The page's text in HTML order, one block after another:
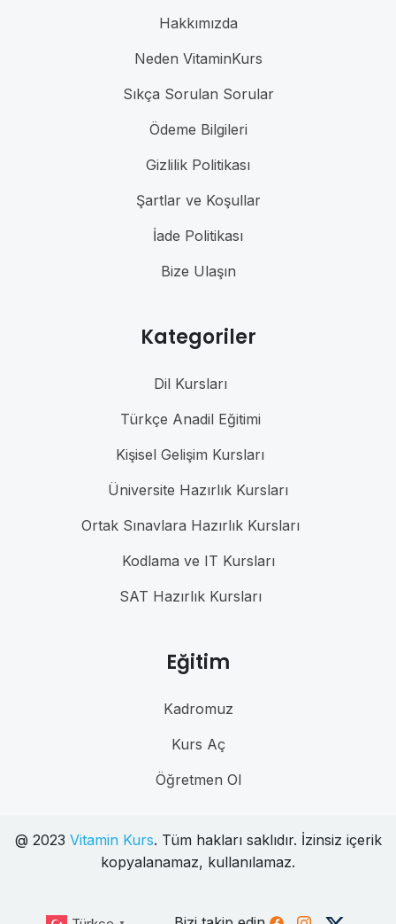
Hakkımızda
Neden VitaminKurs
Sıkça Sorulan Sorular
Ödeme Bilgileri
Gizlilik Politikası
Şartlar ve Koşullar
İade Politikası
Bize Ulaşın
Kategoriler
Dil Kursları
Türkçe Anadil Eğitimi
Kişisel Gelişim Kursları
Üniversite Hazırlık Kursları
Ortak Sınavlara Hazırlık Kursları
Kodlama ve IT Kursları
SAT Hazırlık Kursları
Eğitim
Kadromuz
Kurs Aç
Öğretmen Ol
@ 2023 Vitamin Kurs. Tüm hakları saklıdır. İzinsiz içerik
kopyalanamaz, kullanılamaz.